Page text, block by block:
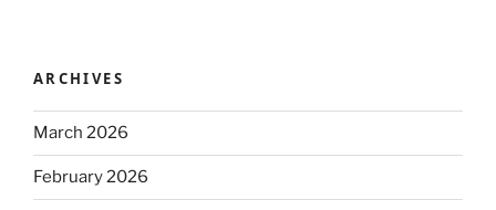
ARCHIVES
March 2026
February 2026